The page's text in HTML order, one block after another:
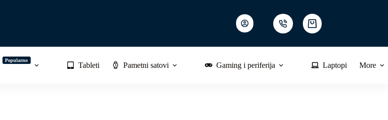
Shopping
cart
Popularno
Tableti Pametni satovi Gaming i periferija Laptopi More